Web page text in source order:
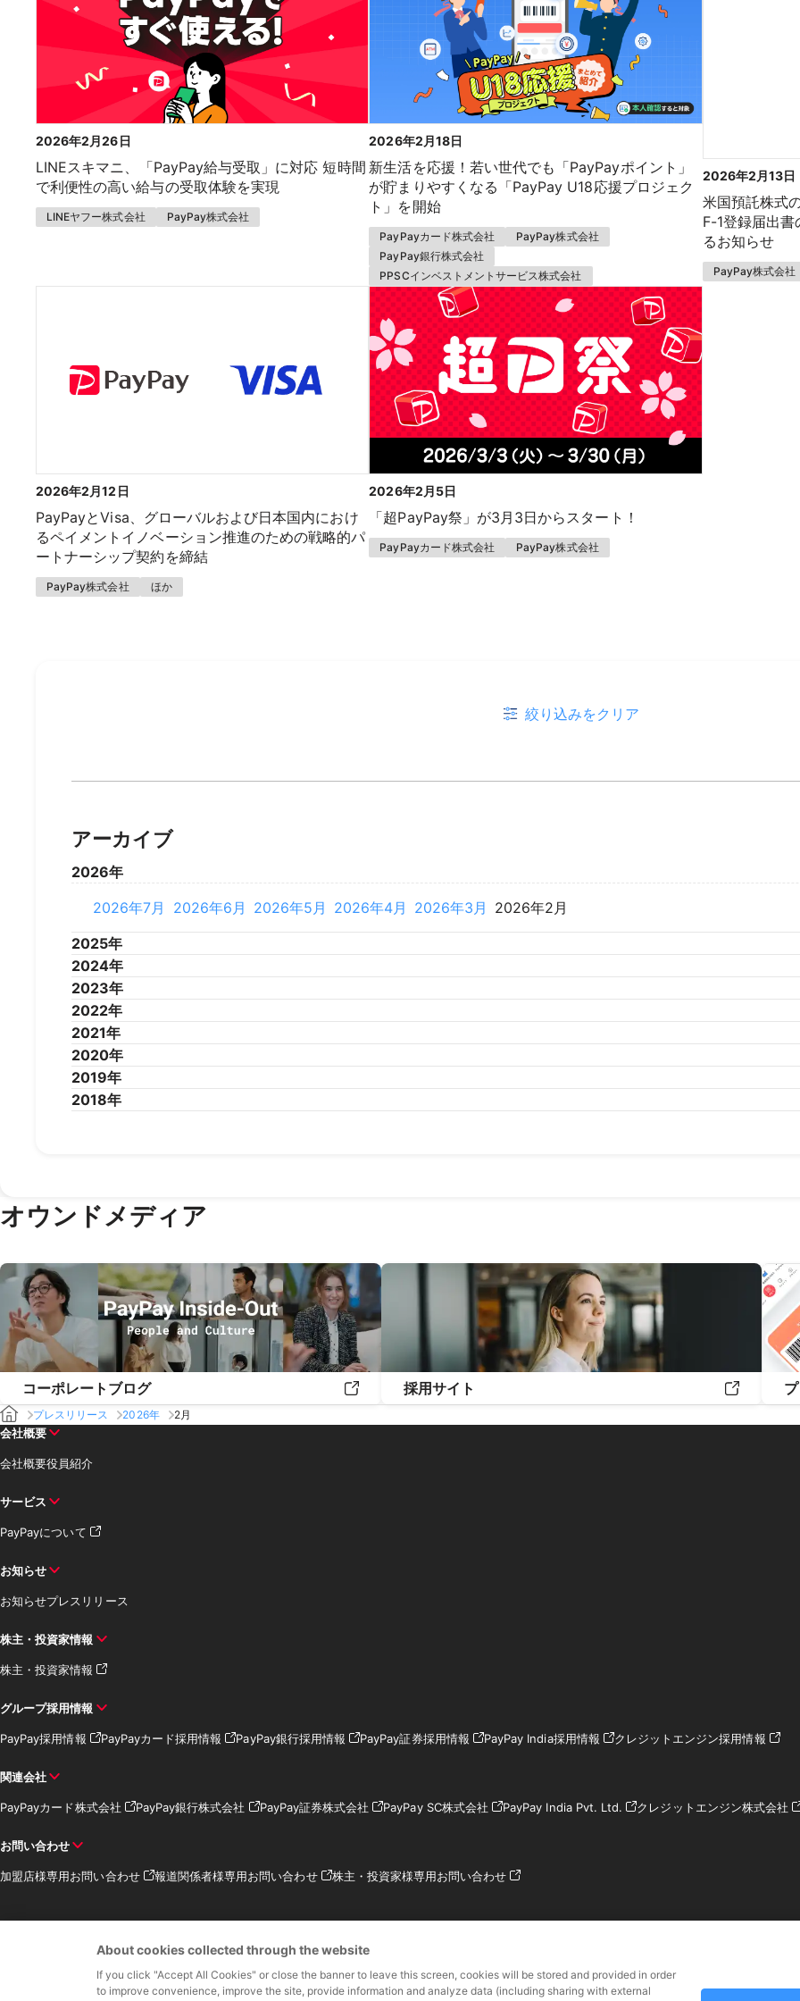
2026年2月26日
LINEスキマニ、「PayPay給与受取」に対応 短時間
で利便性の高い給与の受取体験を実現
LINEヤフー株式会社 PayPay株式会社
2026年2月18日
新生活を応援！若い世代でも「PayPayポイント」
が貯まりやすくなる「PayPay U18応援プロジェク
ト」を開始
PayPayカード株式会社
PayPay株式会社
PayPay銀行株式会社
PPSCインベストメントサービス株式会社
2026年2月13日
米国預託株式
F-1登録届出
るお知らせ
PayPay株式会社
2026年2月12日
PayPayとVisa、グローバルおよび日本国内におけ
るペイメントイノベーション推進のための戦略的パ
ートナーシップ契約を締結
PayPay株式会社 ほか
2026年2月5日
「超PayPay祭」が3月3日からスタート！
PayPayカード株式会社 PayPay株式会社
絞り込みをクリア
アーカイブ
2026年
2026年7月
2026年6月 2026年5月 2026年4月 2026年3月 2026年2月
2025年
2025年12月2025年11月2025年10月2025年9月 2025年8月 2025年7月 2025年6月 2025年5月 2025年4
2025年1月
2024年
2024年12月2024年11月2024年10月2024年9月 2024年8月 2024年7月 2024年6月 2024年5月 2024年4
2024年1月
2023年
2023年12月2023年11月2023年10月2023年9月 2023年8月 2023年7月 2023年6月 2023年5月 2023年4
2023年1月
2022年
2022年12月2022年11月2022年10月2022年9月 2022年8月 2022年7月 2022年6月 2022年5月 2022年4
2022年1月
2021年
2021年12月2021年11月 2021年10月2021年9月 2021年8月 2021年7月 2021年6月 2021年5月 2021年4
2021年1月
2020年
2020年12月2020年11月2020年10月2020年9月 2020年8月 2020年7月 2020年6月 2020年5月 2020年4
2020年1月
2019年
2019年12月2019年11月 2019年10月2019年9月 2019年8月 2019年7月 2019年6月 2019年5月 2019年4
2018年
オウンドメディア
コーポレートブログ 採用サイト
プレスリリース 2026年 2月
会社概要
会社概要役員紹介
サービス
PayPayについて
お知らせ
お知らせプレスリリース
株主・投資家情報
株主・投資家情報
グループ採用情報
PayPay採用情報 PayPayカード採用情報 PayPay銀行採用情報 PayPay証券採用情報 PayPay India採用情報 クレジットエンジン採用情報
関連会社
PayPayカード株式会社 PayPay銀行株式会社 PayPay証券株式会社 PayPay SC株式会社 PayPay India Pvt. Ltd. クレジットエンジン株式会社
お問い合わせ
加盟店様専用お問い合わせ 報道関係者様専用お問い合わせ 株主・投資家様専用お問い合わせ
資金移動業者 関東財務局長第00068号、前払式支払手段（第三者型）発行者：関東財務局長 第
加入協会 一般社団法人日本資金決済業協会
About cookies collected through the website
If you click "Accept All Cookies" or close the banner to leave this screen, cookies will be stored and provided in order
to improve convenience, improve the site, provide information and analyze data (including sharing with external